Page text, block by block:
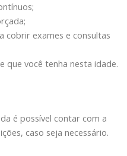
cobrir exames e consultas
que você tenha nesta idade.
é possível contar com a
caso seja necessário.